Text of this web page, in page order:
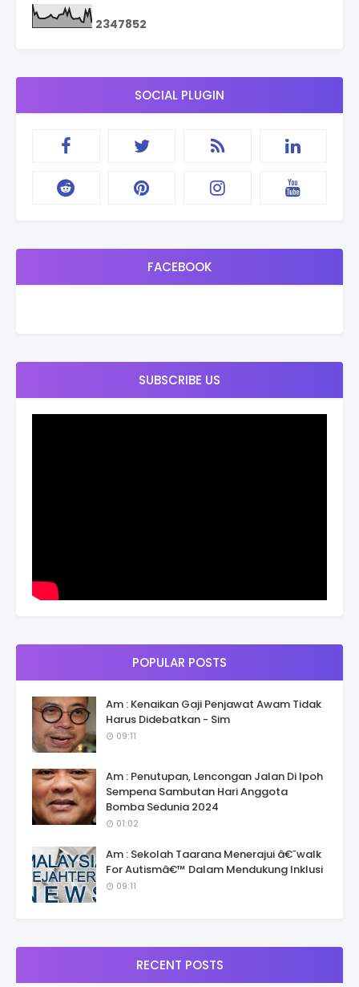
2347852
SOCIAL PLUGIN
FACEBOOK
SUBSCRIBE US
POPULAR POSTS
Am : Kenaikan Gaji Penjawat Awam Tidak
Harus Didebatkan - Sim
09:11
Am : Penutupan, Lencongan Jalan Di Ipoh
Sempena Sambutan Hari Anggota
Bomba Sedunia 2024
01:02
Am : Sekolah Taarana Menerajui â€˜walk
For Autismâ€™ Dalam Mendukung Inklusi
09:11
RECENT POSTS